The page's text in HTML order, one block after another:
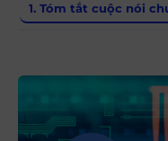
1. Tóm tắt cuộc nói